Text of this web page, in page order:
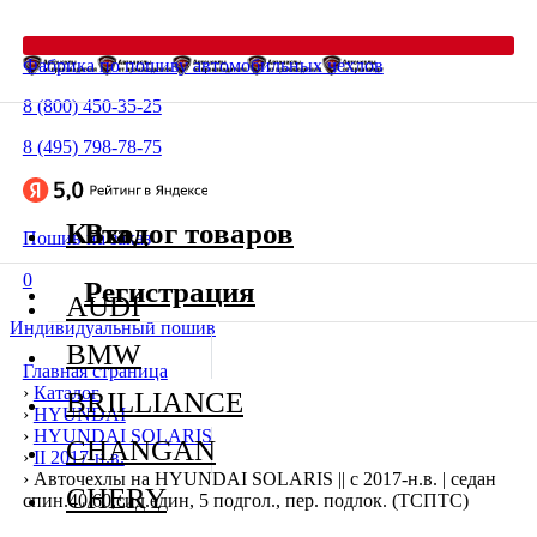
Фабрика по пошиву автомобильных чехлов
8 (800) 450-35-25
8 (495) 798-78-75
Пошив на заказ
0
Индивидуальный пошив
Главная страница
› Каталог
› HYUNDAI
› HYUNDAI SOLARIS
› II 2017-н.в.
› Авточехлы на HYUNDAI SOLARIS || с 2017-н.в. | седан
спин.40/60,сид.един, 5 подгол., пер. подлок. (ТСПТС)
Каталог товаров
AUDI
BMW
BRILLIANCE
CHANGAN
CHERY
Вход
Регистрация